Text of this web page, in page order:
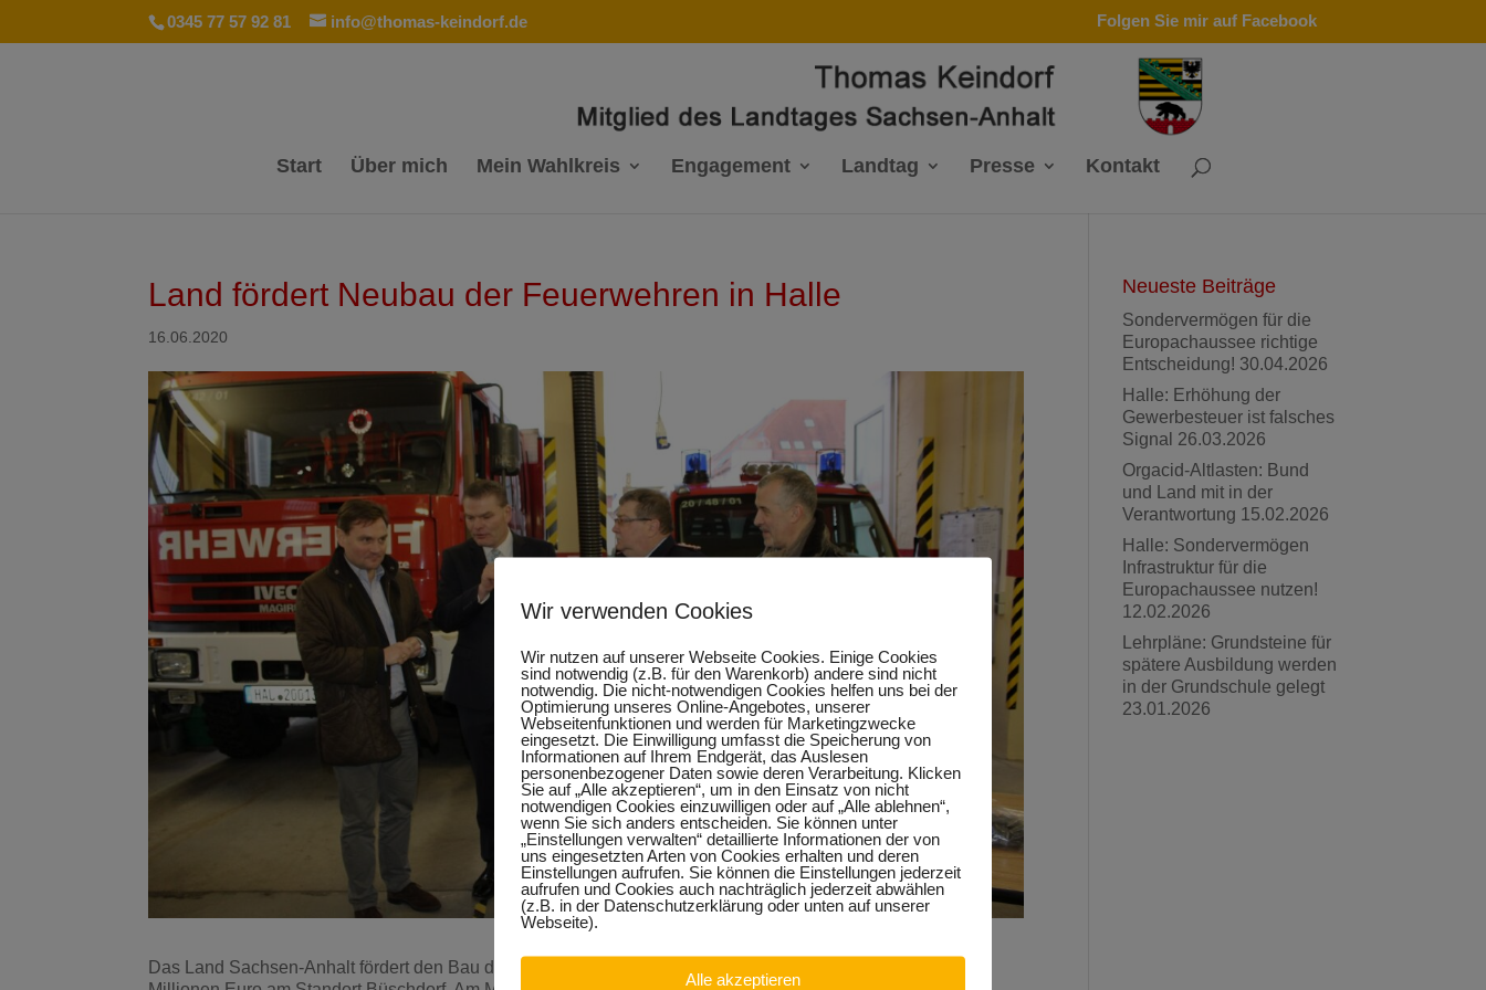
0345 77 57 92 81 info@thomas-keindorf.de Folgen Sie mir auf Facebook
Start Über mich Mein Wahlkreis Engagement Landtag Presse Kontakt
Land fördert Neubau der Feuerwehren in Halle
16.06.2020
Das Land Sachsen-Anhalt fördert den Bau der dritten Wache der Berufsfeuerwehr der Stadt Halle mit 1,4
Neueste Beiträge
Sondervermögen für die
Europachaussee richtige
Entscheidung! 30.04.2026
Halle: Erhöhung der
Gewerbesteuer ist falsches
Signal 26.03.2026
Orgacid-Altlasten: Bund
und Land mit in der
Verantwortung 15.02.2026
Halle: Sondervermögen
Infrastruktur für die
Europachaussee nutzen!
12.02.2026
Lehrpläne: Grundsteine für
spätere Ausbildung werden
in der Grundschule gelegt
23.01.2026
Wir verwenden Cookies
Wir nutzen auf unserer Webseite Cookies. Einige Cookies
sind notwendig (z.B. für den Warenkorb) andere sind nicht
notwendig. Die nicht-notwendigen Cookies helfen uns bei der
Optimierung unseres Online-Angebotes, unserer
Webseitenfunktionen und werden für Marketingzwecke
eingesetzt. Die Einwilligung umfasst die Speicherung von
Informationen auf Ihrem Endgerät, das Auslesen
personenbezogener Daten sowie deren Verarbeitung. Klicken
Sie auf „Alle akzeptieren“, um in den Einsatz von nicht
notwendigen Cookies einzuwilligen oder auf „Alle ablehnen“,
wenn Sie sich anders entscheiden. Sie können unter
„Einstellungen verwalten“ detaillierte Informationen der von
uns eingesetzten Arten von Cookies erhalten und deren
Einstellungen aufrufen. Sie können die Einstellungen jederzeit
aufrufen und Cookies auch nachträglich jederzeit abwählen
(z.B. in der Datenschutzerklärung oder unten auf unserer
Webseite).
Alle akzeptieren